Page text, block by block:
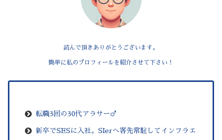
読んで頂きありがとうございます。
簡単に私のプロフィールを紹介させて下さい！
転職3回の30代アラサー♂
新卒でSESに入社。SIerへ客先常駐してインフラエ